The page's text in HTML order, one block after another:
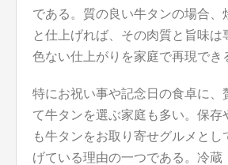
である。質の良い牛タンの場合、
と仕上げれば、その肉質と旨味は
色ない仕上がりを家庭で再現でき
特にお祝い事や記念日の食卓に、
て牛タンを選ぶ家庭も多い。保存
も牛タンをお取り寄せグルメとし
げている理由の一つである。冷蔵